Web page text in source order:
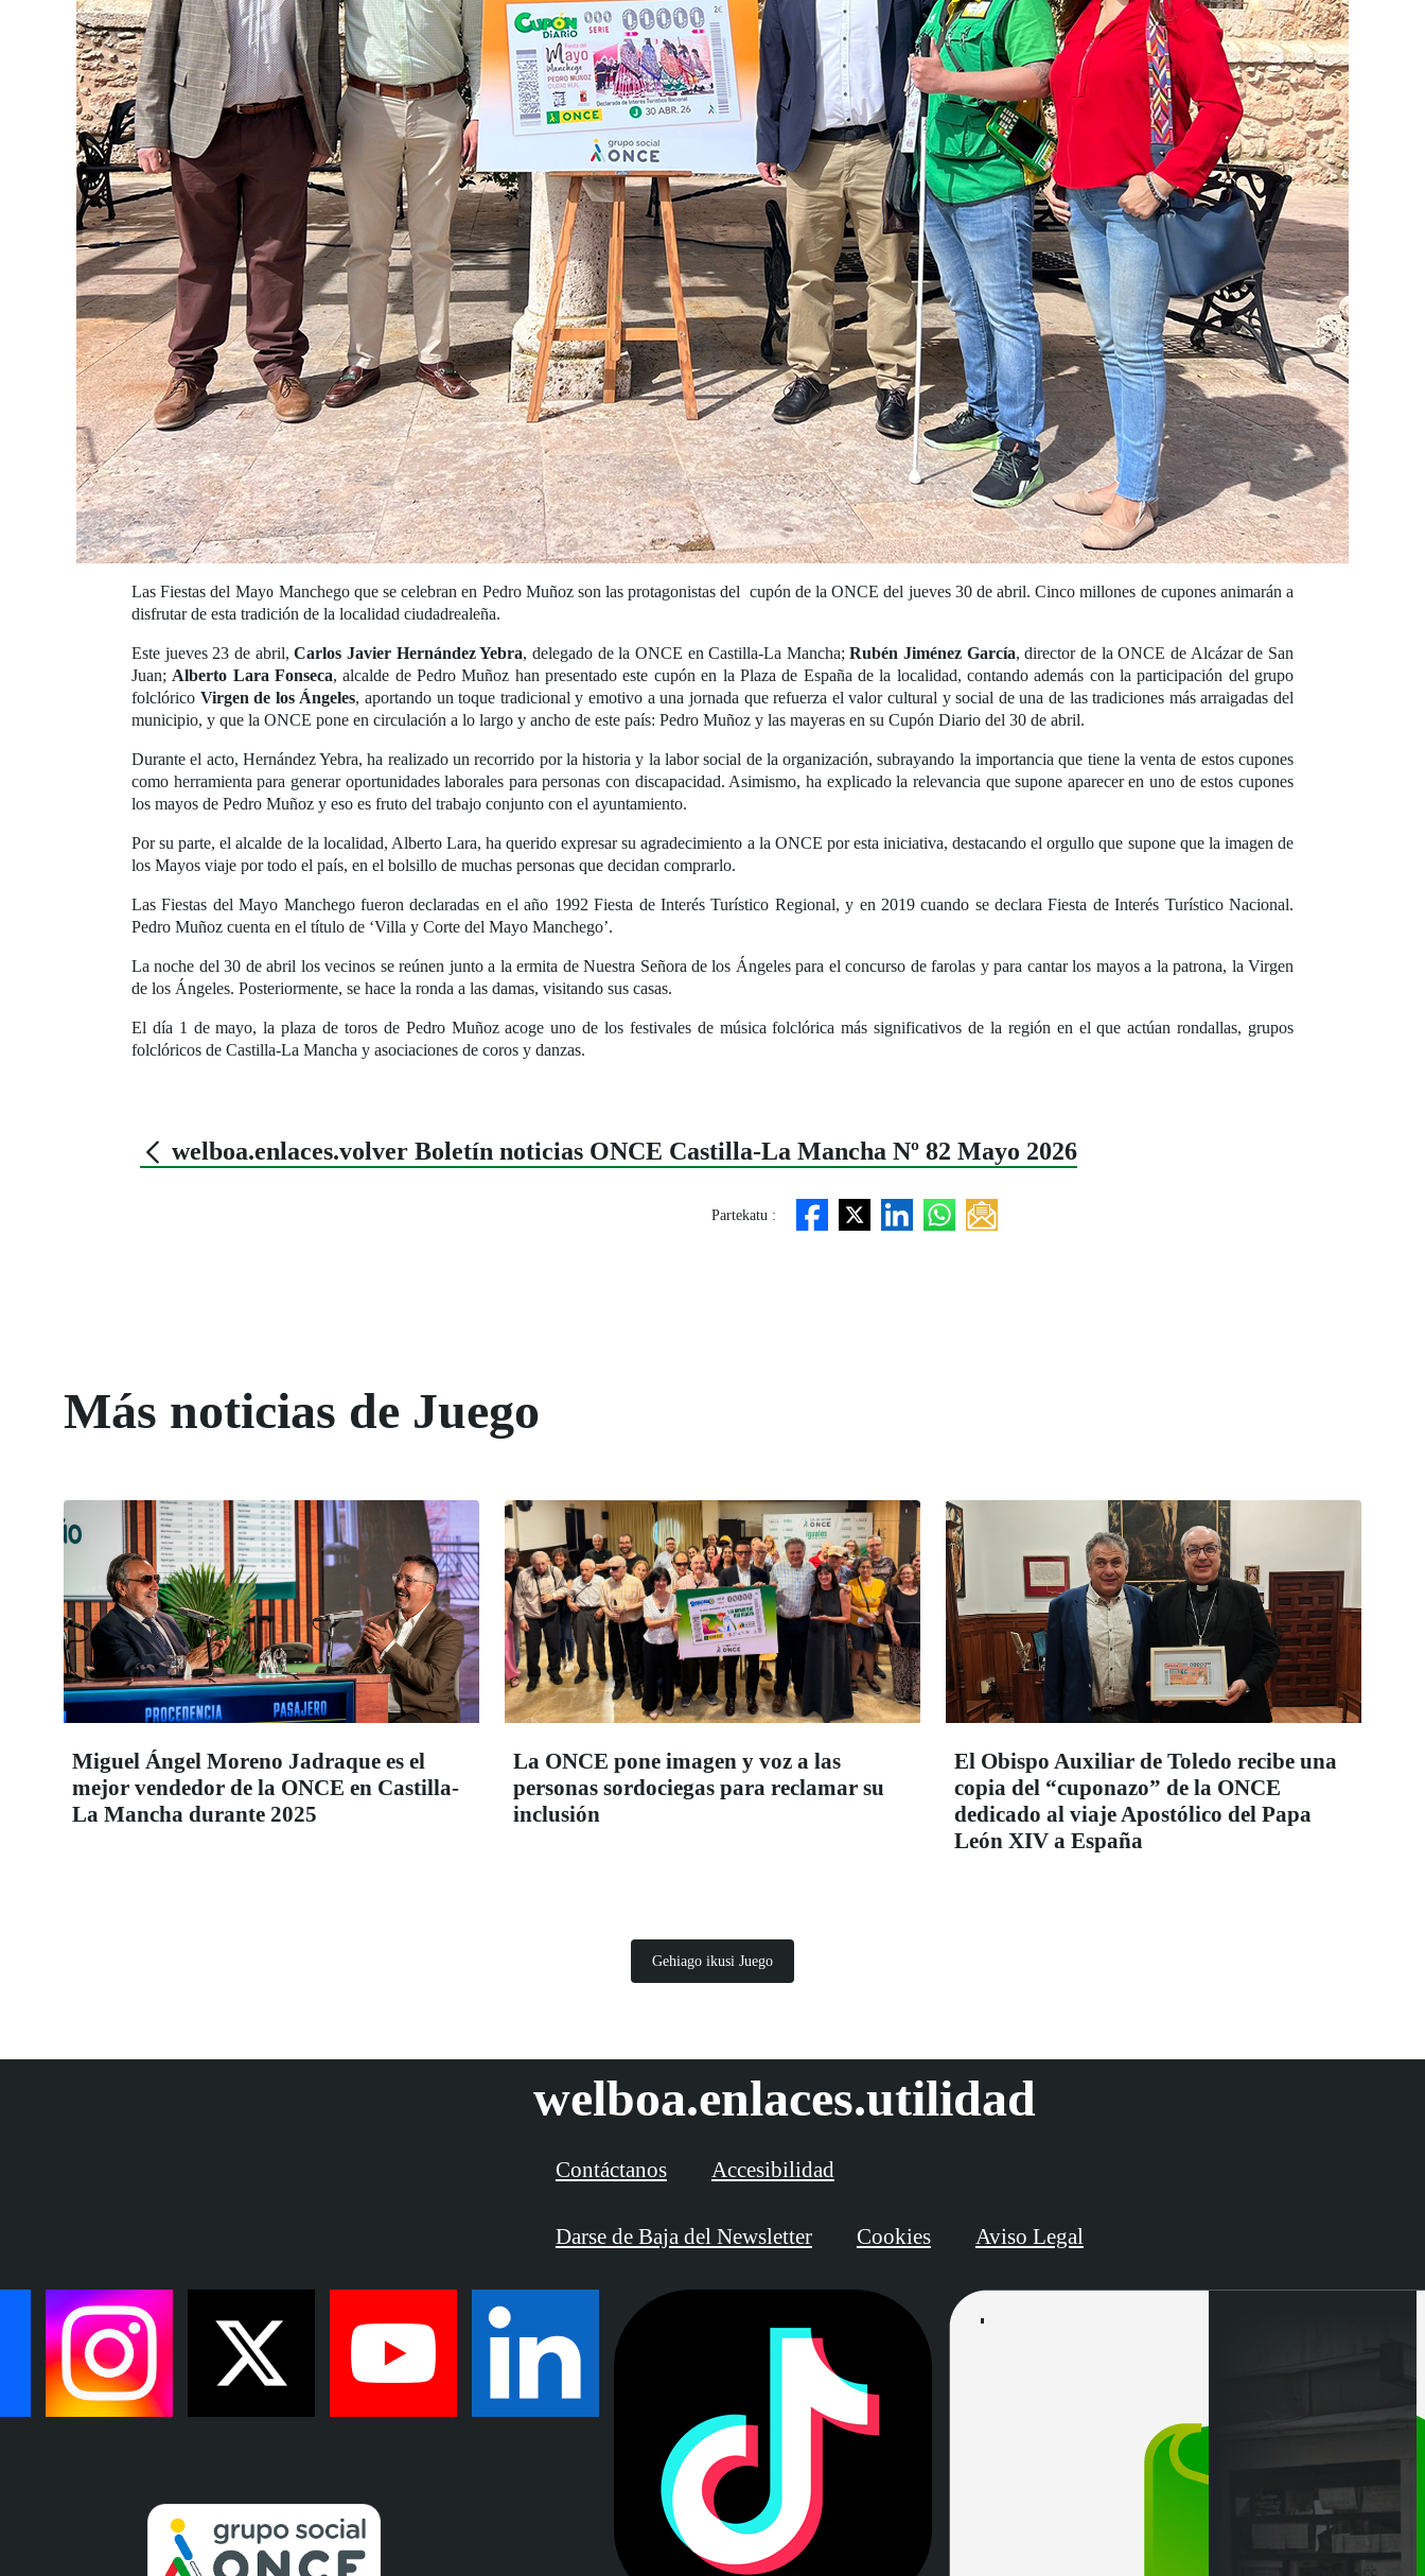
Las Fiestas del Mayo Manchego que se celebran en Pedro Muñoz son las protagonistas del cupón de la ONCE del jueves 30 de abril. Cinco millones de cupones animarán a
disfrutar de esta tradición de la localidad ciudadrealeña.
Este jueves 23 de abril,Carlos Javier Hernández Yebra, delegado de la ONCE en Castilla-La Mancha;Rubén Jiménez García, director de la ONCE de Alcázar de San
Juan; Alberto Lara Fonseca, alcalde de Pedro Muñoz han presentado este cupón en la Plaza de España de la localidad, contando además con la participación del grupo
folclórico Virgen de los Ángeles, aportando un toque tradicional y emotivo a una jornada que refuerza el valor cultural y social de una de las tradiciones más arraigadas del
municipio, y que la ONCE pone en circulación a lo largo y ancho de este país: Pedro Muñoz y las mayeras en su Cupón Diario del 30 de abril.
Durante el acto, Hernández Yebra, ha realizado un recorrido por la historia y la labor social de la organización, subrayando la importancia que tiene la venta de estos cupones
como herramienta para generar oportunidades laborales para personas con discapacidad. Asimismo, ha explicado la relevancia que supone aparecer en uno de estos cupones
los mayos de Pedro Muñoz y eso es fruto del trabajo conjunto con el ayuntamiento.
Por su parte, el alcalde de la localidad, Alberto Lara, ha querido expresar su agradecimiento a la ONCE por esta iniciativa, destacando el orgullo que supone que la imagen de
los Mayos viaje por todo el país, en el bolsillo de muchas personas que decidan comprarlo.
Las Fiestas del Mayo Manchego fueron declaradas en el año 1992 Fiesta de Interés Turístico Regional, y en 2019 cuando se declara Fiesta de Interés Turístico Nacional.
Pedro Muñoz cuenta en el título de ‘Villa y Corte del Mayo Manchego’.
La noche del 30 de abril los vecinos se reúnen junto a la ermita de Nuestra Señora de los Ángeles para el concurso de farolas y para cantar los mayos a la patrona, la Virgen
de los Ángeles. Posteriormente, se hace la ronda a las damas, visitando sus casas.
El día 1 de mayo, la plaza de toros de Pedro Muñoz acoge uno de los festivales de música folclórica más significativos de la región en el que actúan rondallas, grupos
folclóricos de Castilla-La Mancha y asociaciones de coros y danzas.
welboa.enlaces.volver Boletín noticias ONCE Castilla-La Mancha Nº 82 Mayo 2026
Partekatu :
Más noticias de Juego
Miguel Ángel Moreno Jadraque es el
mejor vendedor de la ONCE en Castilla-
La Mancha durante 2025
La ONCE pone imagen y voz a las
personas sordociegas para reclamar su
inclusión
El Obispo Auxiliar de Toledo recibe una
copia del “cuponazo” de la ONCE
dedicado al viaje Apostólico del Papa
León XIV a España
Gehiago ikusi Juego
welboa.enlaces.utilidad
Contáctanos Accesibilidad
Darse de Baja del Newsletter Cookies Aviso Legal